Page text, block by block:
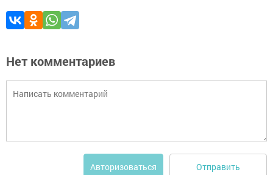
Нет комментариев
Авторизоваться Отправить